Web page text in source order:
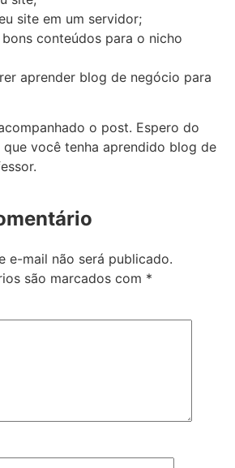
site em um servidor;
conteúdos para o nicho
aprender blog de negócio para
o post. Espero do
você tenha aprendido blog de
e-mail não será publicado.
são marcados com *